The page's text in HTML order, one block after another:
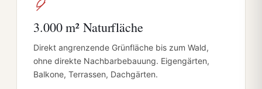
3.000 m² Naturfläche
Direkt angrenzende Grünfläche bis zum Wald,
ohne direkte Nachbarbebauung. Eigengärten,
Balkone, Terrassen, Dachgärten.